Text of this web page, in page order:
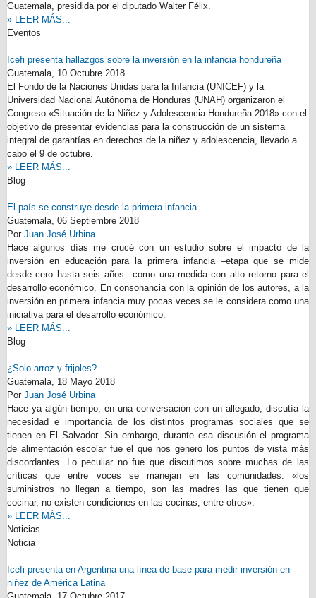
Guatemala, presidida por el diputado Walter Félix.
» LEER MÁS...
Eventos
Icefi presenta hallazgos sobre la inversión en la infancia hondureña
Guatemala, 10 Octubre 2018
El Fondo de la Naciones Unidas para la Infancia (UNICEF) y la
Universidad Nacional Autónoma de Honduras (UNAH) organizaron el
Congreso «Situación de la Niñez y Adolescencia Hondureña 2018» con el
objetivo de presentar evidencias para la construcción de un sistema
integral de garantías en derechos de la niñez y adolescencia, llevado a
cabo el 9 de octubre.
» LEER MÁS...
Blog
El país se construye desde la primera infancia
Guatemala, 06 Septiembre 2018
Por Juan José Urbina
Hace algunos días me crucé con un estudio sobre el impacto de la
inversión en educación para la primera infancia –etapa que se mide
desde cero hasta seis años– como una medida con alto retorno para el
desarrollo económico. En consonancia con la opinión de los autores, a la
inversión en primera infancia muy pocas veces se le considera como una
iniciativa para el desarrollo económico.
» LEER MÁS...
Blog
¿Solo arroz y frijoles?
Guatemala, 18 Mayo 2018
Por Juan José Urbina
Hace ya algún tiempo, en una conversación con un allegado, discutía la
necesidad e importancia de los distintos programas sociales que se
tienen en El Salvador. Sin embargo, durante esa discusión el programa
de alimentación escolar fue el que nos generó los puntos de vista más
discordantes. Lo peculiar no fue que discutimos sobre muchas de las
críticas que entre voces se manejan en las comunidades: «los
suministros no llegan a tiempo, son las madres las que tienen que
cocinar, no existen condiciones en las cocinas, entre otros».
» LEER MÁS...
Noticias
Noticia
Icefi presenta en Argentina una línea de base para medir inversión en
niñez de América Latina